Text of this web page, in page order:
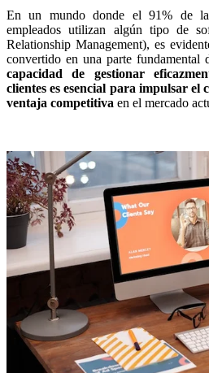
En un mundo donde el 91% de
empleados utilizan algún tipo de
Relationship Management), es
convertido en una parte fundamental
capacidad de gestionar
clientes es esencial para impulsar el
ventaja competitiva en el mercado